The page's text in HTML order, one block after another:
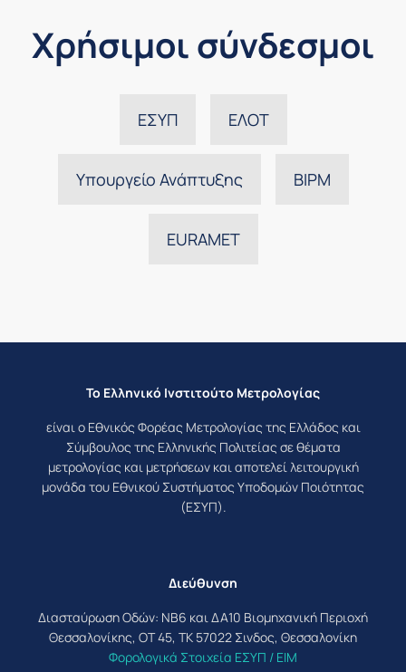
Χρήσιμοι σύνδεσμοι
ΕΣΥΠ ΕΛΟΤ
Υπουργείο Ανάπτυξης BIPM
EURAMET
Το Ελληνικό Ινστιτούτο Μετρολογίας
είναι ο Εθνικός Φορέας Μετρολογίας της Ελλάδος και
Σύμβουλος της Ελληνικής Πολιτείας σε θέματα
μετρολογίας και μετρήσεων και αποτελεί λειτουργική
μονάδα του Εθνικού Συστήματος Υποδομών Ποιότητας
(ΕΣΥΠ).
Διεύθυνση
Διασταύρωση Οδών: ΝΒ6 και ΔΑ10 Βιομηχανική Περιοχή
Θεσσαλονίκης, ΟΤ 45, ΤΚ 57022 Σινδος, Θεσσαλονίκη
Φορολογικά Στοιχεία ΕΣΥΠ / ΕΙΜ